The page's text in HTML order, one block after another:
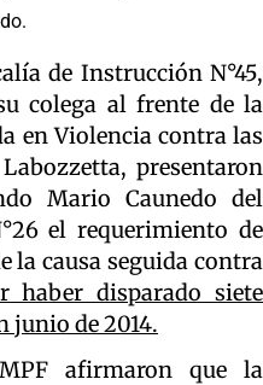
de Instrucción N°45,
colega al frente de la
en Violencia contra las
presentaron
Mario Caunedo del
el requerimiento de
la causa seguida contra
haber disparado siete
junio de 2014.
afirmaron que la